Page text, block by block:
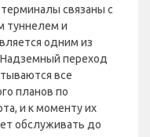
связаны с
туннелем и
одним из
Надземный переход
все
планов по
и к моменту их
обслуживать до